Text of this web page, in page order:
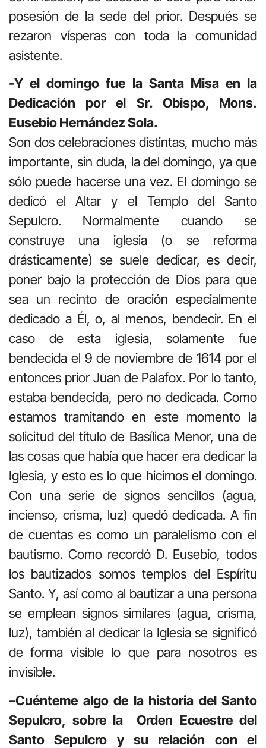
posesión de la sede del prior. Después se
rezaron vísperas con toda la comunidad
asistente.
-Y el domingo fue la Santa Misa en la
Dedicación por el Sr. Obispo, Mons.
Eusebio Hernández Sola.
Son dos celebraciones distintas, mucho más
importante, sin duda, la del domingo, ya que
sólo puede hacerse una vez. El domingo se
dedicó el Altar y el Templo del Santo
Sepulcro. Normalmente cuando se
construye una iglesia (o se reforma
drásticamente) se suele dedicar, es decir,
poner bajo la protección de Dios para que
sea un recinto de oración especialmente
dedicado a Él, o, al menos, bendecir. En el
caso de esta iglesia, solamente fue
bendecida el 9 de noviembre de 1614 por el
entonces prior Juan de Palafox. Por lo tanto,
estaba bendecida, pero no dedicada. Como
estamos tramitando en este momento la
solicitud del título de Basílica Menor, una de
las cosas que había que hacer era dedicar la
Iglesia, y esto es lo que hicimos el domingo.
Con una serie de signos sencillos (agua,
incienso, crisma, luz) quedó dedicada. A fin
de cuentas es como un paralelismo con el
bautismo. Como recordó D. Eusebio, todos
los bautizados somos templos del Espíritu
Santo. Y, así como al bautizar a una persona
se emplean signos similares (agua, crisma,
luz), también al dedicar la Iglesia se significó
de forma visible lo que para nosotros es
invisible.
–Cuénteme algo de la historia del Santo
Sepulcro, sobre la Orden Ecuestre del
Santo Sepulcro y su relación con el